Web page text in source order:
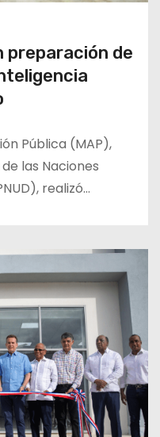
preparación de
Pública (MAP),
las Naciones
realizó…